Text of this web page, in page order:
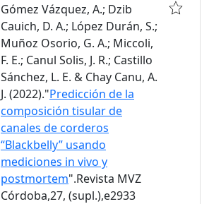
Gómez Vázquez, A.; Dzib
Cauich, D. A.; López Durán, S.;
Muñoz Osorio, G. A.; Miccoli,
F. E.; Canul Solis, J. R.; Castillo
Sánchez, L. E. & Chay Canu, A.
J. (2022)."Predicción de la
composición tisular de
canales de corderos
“Blackbelly” usando
mediciones in vivo y
postmortem".Revista MVZ
Córdoba,27, (supl.),e2933